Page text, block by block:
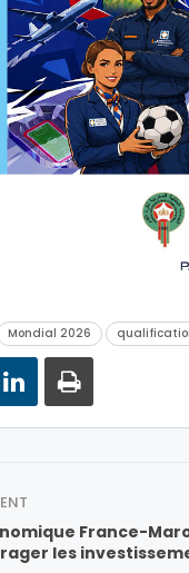
Mondial 2026
France-
les